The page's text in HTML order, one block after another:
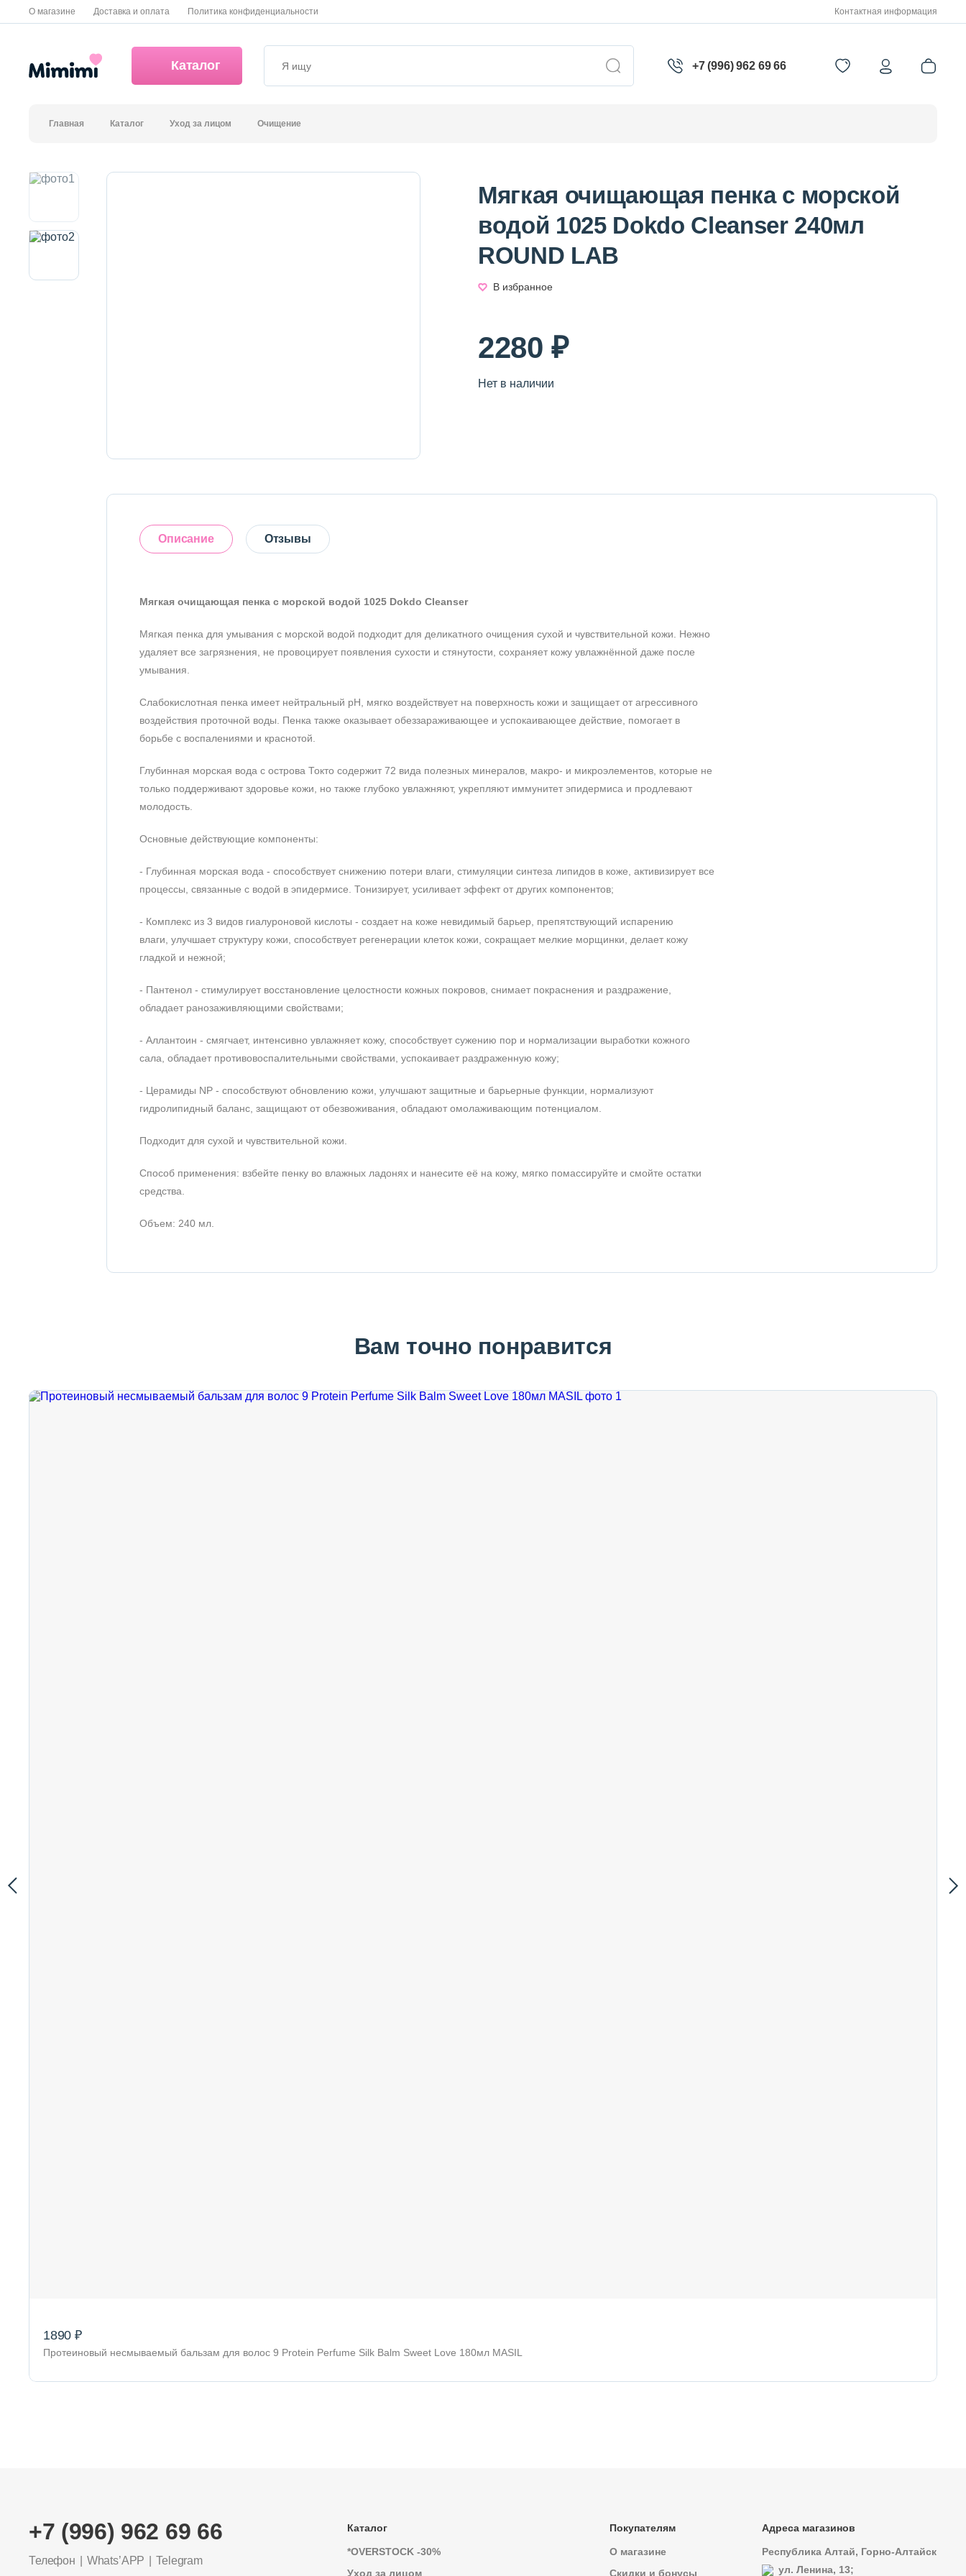
О магазине Доставка и оплата Политика конфиденциальности Контактная информация
Каталог +7 (996) 962 69 66
Главная Каталог Уход за лицом Очищение
Мягкая очищающая пенка с морской
водой 1025 Dokdo Cleanser 240мл
ROUND LAB
В избранное
2280 ₽
Нет в наличии
Описание Отзывы
Мягкая очищающая пенка с морской водой 1025 Dokdo Cleanser
Мягкая пенка для умывания с морской водой подходит для деликатного очищения сухой и чувствительной кожи. Нежно
удаляет все загрязнения, не провоцирует появления сухости и стянутости, сохраняет кожу увлажнённой даже после
умывания.
Слабокислотная пенка имеет нейтральный рН, мягко воздействует на поверхность кожи и защищает от агрессивного
воздействия проточной воды. Пенка также оказывает обеззараживающее и успокаивающее действие, помогает в
борьбе с воспалениями и краснотой.
Глубинная морская вода с острова Токто содержит 72 вида полезных минералов, макро- и микроэлементов, которые не
только поддерживают здоровье кожи, но также глубоко увлажняют, укрепляют иммунитет эпидермиса и продлевают
молодость.
Основные действующие компоненты:
- Глубинная морская вода - способствует снижению потери влаги, стимуляции синтеза липидов в коже, активизирует все
процессы, связанные с водой в эпидермисе. Тонизирует, усиливает эффект от других компонентов;
- Комплекс из 3 видов гиалуроновой кислоты - создает на коже невидимый барьер, препятствующий испарению
влаги, улучшает структуру кожи, способствует регенерации клеток кожи, сокращает мелкие морщинки, делает кожу
гладкой и нежной;
- Пантенол - стимулирует восстановление целостности кожных покровов, снимает покраснения и раздражение,
обладает ранозаживляющими свойствами;
- Аллантоин - смягчает, интенсивно увлажняет кожу, способствует сужению пор и нормализации выработки кожного
сала, обладает противовоспалительными свойствами, успокаивает раздраженную кожу;
- Церамиды NP - способствуют обновлению кожи, улучшают защитные и барьерные функции, нормализуют
гидролипидный баланс, защищают от обезвоживания, обладают омолаживающим потенциалом.
Подходит для сухой и чувствительной кожи.
Способ применения: взбейте пенку во влажных ладонях и нанесите её на кожу, мягко помассируйте и смойте остатки
средства.
Объем: 240 мл.
Оставить отзыв
Вам точно понравится
1890 ₽
Протеиновый несмываемый бальзам для волос 9 Protein Perfume Silk Balm Sweet Love 180мл MASIL
+7 (996) 962 69 66
Телефон Whats’APP Telegram
Каталог
*OVERSTOCK -30%
Уход за лицом
Покупателям
О магазине
Скидки и бонусы
Адреса магазинов
Республика Алтай, Горно-Алтайск
ул. Ленина, 13;